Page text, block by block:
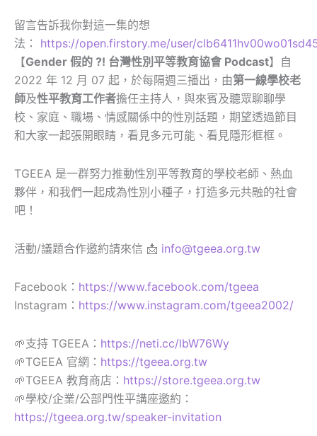
留言告訴我你對這一集的想
法： https://open.firstory.me/user/
【Gender 假的 ?! 台灣性別平等教育協會 Podcast】自
2022 年 12 月 07 起，於每隔週三播出，由第一線學校老
師及性平教育工作者擔任主持人，與來賓及聽眾聊聊學
校、家庭、職場、情感關係中的性別話題，期望透過節目
和大家一起張開眼睛，看見多元可能、看見隱形框框。
TGEEA 是一群努力推動性別平等教育的學校老師、熱血
夥伴，和我們一起成為性別小種子，打造多元共融的社會
吧！
活動/議題合作邀約請來信 📩 info@tgeea.org.tw
Facebook： https://www.facebook.com/tgeea
Instagram： https://www.instagram.com/tgeea2002/
🌱支持 TGEEA： https://neti.cc/lbW76Wy
🌱TGEEA 官網： https://tgeea.org.tw
🌱TGEEA 教育商店： https://store.tgeea.org.tw
🌱學校/企業/公部門性平講座邀約：
https://tgeea.org.tw/speaker-invitation